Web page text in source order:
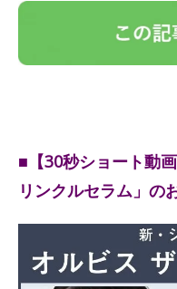
■【30秒ショート動
リンクルセラム」の